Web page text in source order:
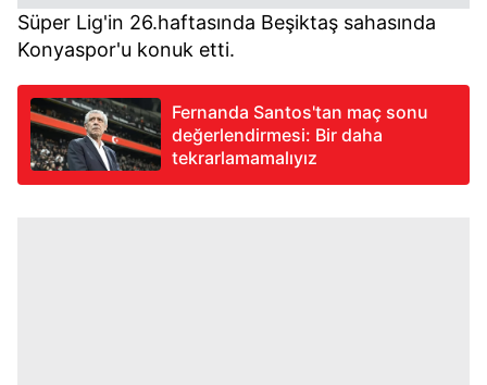
Süper Lig'in 26.haftasında Beşiktaş sahasında
Konyaspor'u konuk etti.
Fernanda Santos'tan maç sonu
değerlendirmesi: Bir daha
tekrarlamamalıyız